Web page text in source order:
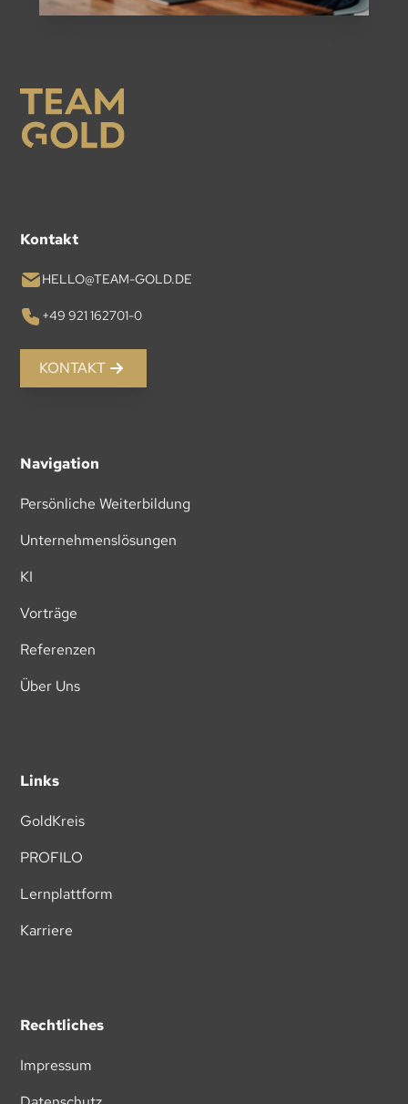
Kontakt
HELLO@TEAM-GOLD.DE
+49 921 162701-0
KONTAKT
Navigation
Persönliche Weiterbildung
Unternehmenslösungen
KI
Vorträge
Referenzen
Über Uns
Links
GoldKreis
PROFILO
Lernplattform
Karriere
Rechtliches
Impressum